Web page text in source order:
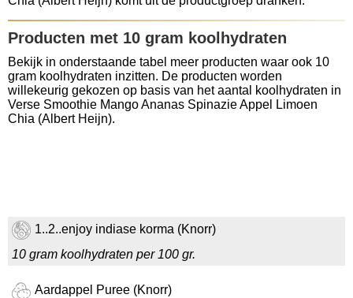
Producten met 10 gram koolhydraten
Bekijk in onderstaande tabel meer producten waar ook 10
gram koolhydraten inzitten. De producten worden
willekeurig gekozen op basis van het aantal koolhydraten in
Verse Smoothie Mango Ananas Spinazie Appel Limoen
Chia (Albert Heijn).
1..2..enjoy indiase korma (Knorr)
10 gram koolhydraten per 100 gr.
Aardappel Puree (Knorr)